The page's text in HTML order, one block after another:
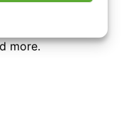
info on
more.